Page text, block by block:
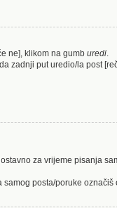
ne], klikom na gumb uredi
zadnji put uredio/la post
za vrijeme pisanja
posta/poruke označiš